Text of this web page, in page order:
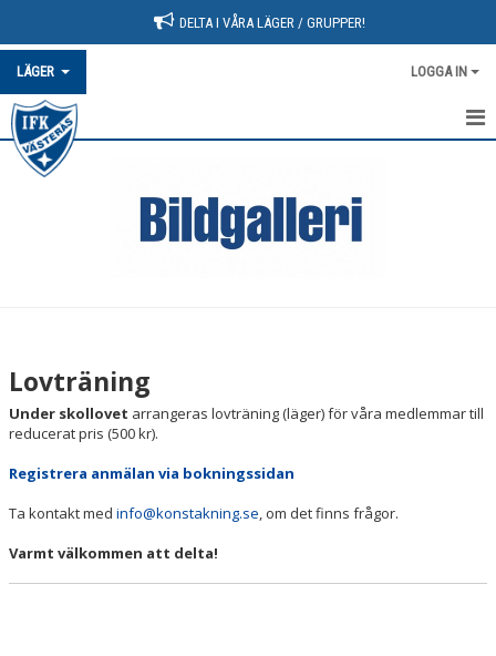
DELTA I VÅRA LÄGER / GRUPPER!
LÄGER LOGGA IN
HEM
Lovträning
Under skollovet arrangeras lovträning (läger) för våra medlemmar till
reducerat pris (500 kr).
Registrera anmälan via bokningssidan
Ta kontakt med info@konstakning.se, om det finns frågor.
Varmt välkommen att delta!